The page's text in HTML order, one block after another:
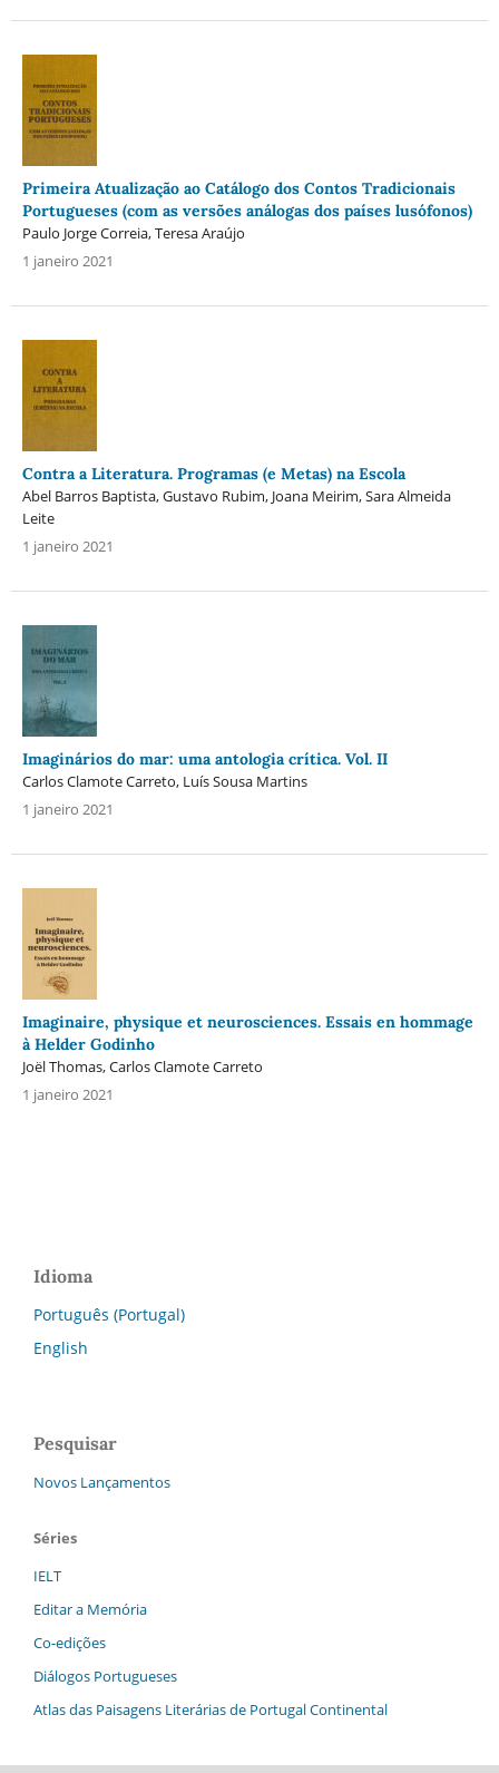
Primeira Atualização ao Catálogo dos Contos Tradicionais
Portugueses (com as versões análogas dos países lusófonos)
Paulo Jorge Correia, Teresa Araújo
1 janeiro 2021
Contra a Literatura. Programas (e Metas) na Escola
Abel Barros Baptista, Gustavo Rubim, Joana Meirim, Sara Almeida
Leite
1 janeiro 2021
Imaginários do mar: uma antologia crítica. Vol. II
Carlos Clamote Carreto, Luís Sousa Martins
1 janeiro 2021
Imaginaire, physique et neurosciences. Essais en hommage
à Helder Godinho
Joël Thomas, Carlos Clamote Carreto
1 janeiro 2021
Idioma
Português (Portugal)
English
Pesquisar
Novos Lançamentos
Séries
IELT
Editar a Memória
Co-edições
Diálogos Portugueses
Atlas das Paisagens Literárias de Portugal Continental